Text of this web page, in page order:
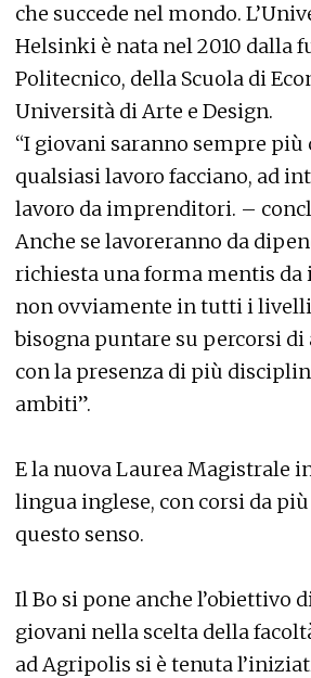
che succede nel mondo.
Helsinki è nata nel 2010 dalla
Politecnico, della Scuola di
Università di Arte e Design.
“I giovani saranno sempre più
qualsiasi lavoro facciano, ad
lavoro da imprenditori. –
Anche se lavoreranno da
richiesta una forma mentis
non ovviamente in tutti i
bisogna puntare su percorsi
con la presenza di più
ambiti”.
E la nuova Laurea Magistrale
lingua inglese, con corsi da
questo senso.
Il Bo si pone anche l’obiettivo
giovani nella scelta della
ad Agripolis si è tenuta